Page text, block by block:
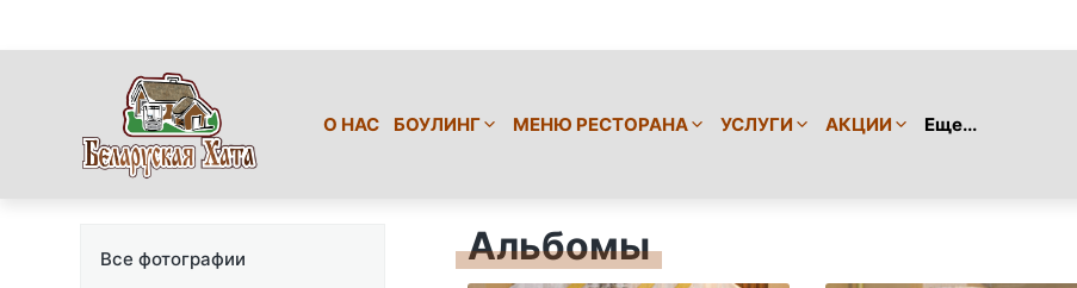
О НАС БОУЛИНГ МЕНЮ РЕСТОРАНА УСЛУГИ АКЦИИ Еще...
Все фотографии Альбомы